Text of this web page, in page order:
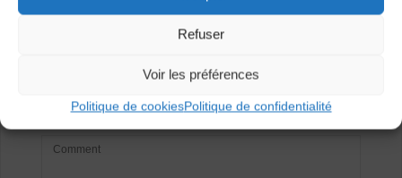
Refuser
Voir les préférences
Politique de cookiesPolitique de confidentialité
Laisser un
commentaire
obligatoires sont indiqués avec*